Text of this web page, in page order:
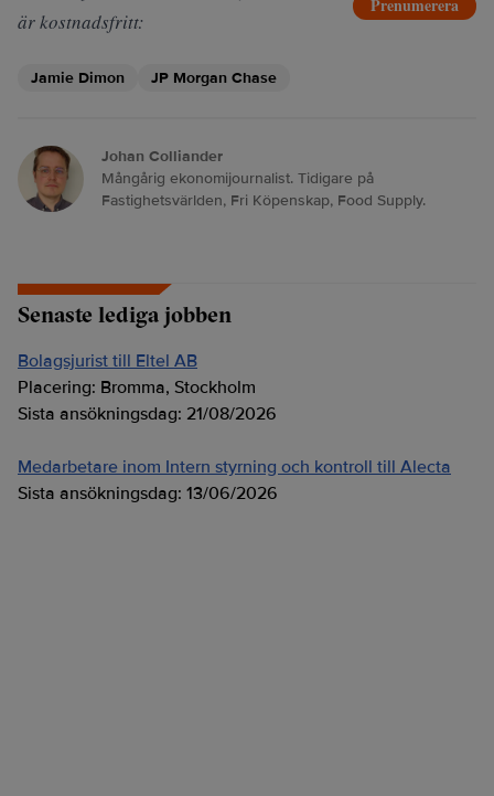
är kostnadsfritt:
Prenumerera
Jamie Dimon JP Morgan Chase
Johan Colliander
Mångårig ekonomijournalist. Tidigare på
Fastighetsvärlden, Fri Köpenskap, Food Supply.
Senaste lediga jobben
Bolagsjurist till Eltel AB
Placering: Bromma, Stockholm
Sista ansökningsdag: 21/08/2026
Medarbetare inom Intern styrning och kontroll till Alecta
Sista ansökningsdag: 13/06/2026